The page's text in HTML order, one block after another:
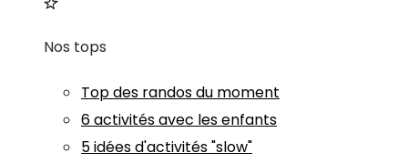
Nos tops
Top des randos du moment
6 activités avec les enfants
5 idées d'activités "slow"